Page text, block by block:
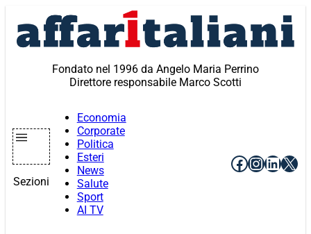
contenuto
Fondato nel 1996 da Angelo Maria Perrino
Direttore responsabile Marco Scotti
Sezioni
Economia
Corporate
Politica
Esteri
News
Salute
Sport
AI TV
Facebook
X